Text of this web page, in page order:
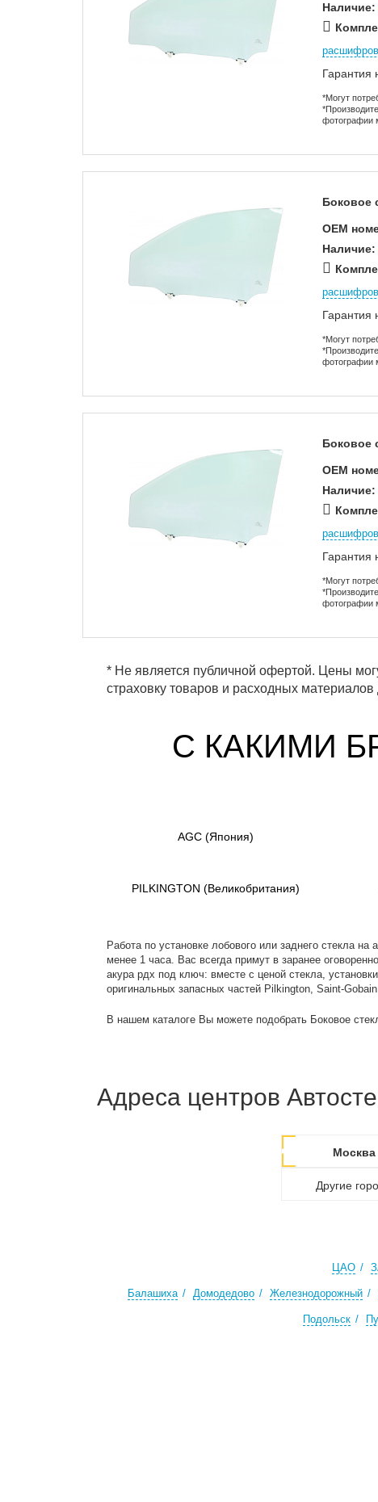
Наличие:
Гарантия
*Могут
фотографии
Боковое
OEM
Наличие:
Гарантия
*Могут
фотографии
Боковое
OEM
Наличие:
Гарантия
*Могут
фотографии
* Не является публичной офертой. Цены
страховку товаров и расходных материалов
С КАКИМИ
AGC (Япония)
PILKINGTON (Великобритания)
Работа по установке лобового или заднего стекла
менее 1 часа. Вас всегда примут в заранее
акура рдх под ключ: вместе с ценой стекла,
оригинальных запасных частей Pilkington, Saint-
В нашем каталоге Вы можете подобрать Боковое
Адреса центров
Москва
Другие
ЦАО
Балашиха Домодедово Железнодорожный
Подольск